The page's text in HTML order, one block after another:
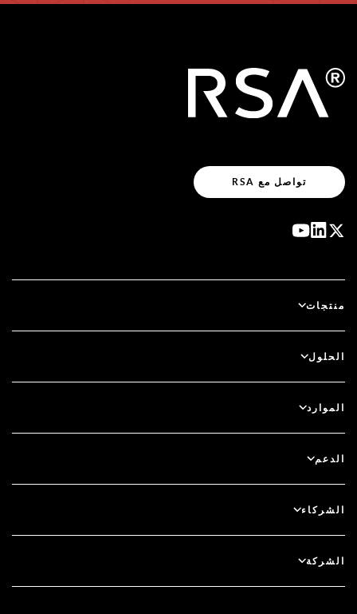
تواصل مع RSA
منتجات
سكيور آي دي (SecurID)
الحوكمة ودورة الحياة
الحلول
المصادقة متعددة العوامل
الحوكمة
الخدمات المالية
الموارد
المدونة
الندوات والفعاليات عبر الإنترنت
الدعم
دعم العملاء
الشركاء
كن شريكًا
الشركة